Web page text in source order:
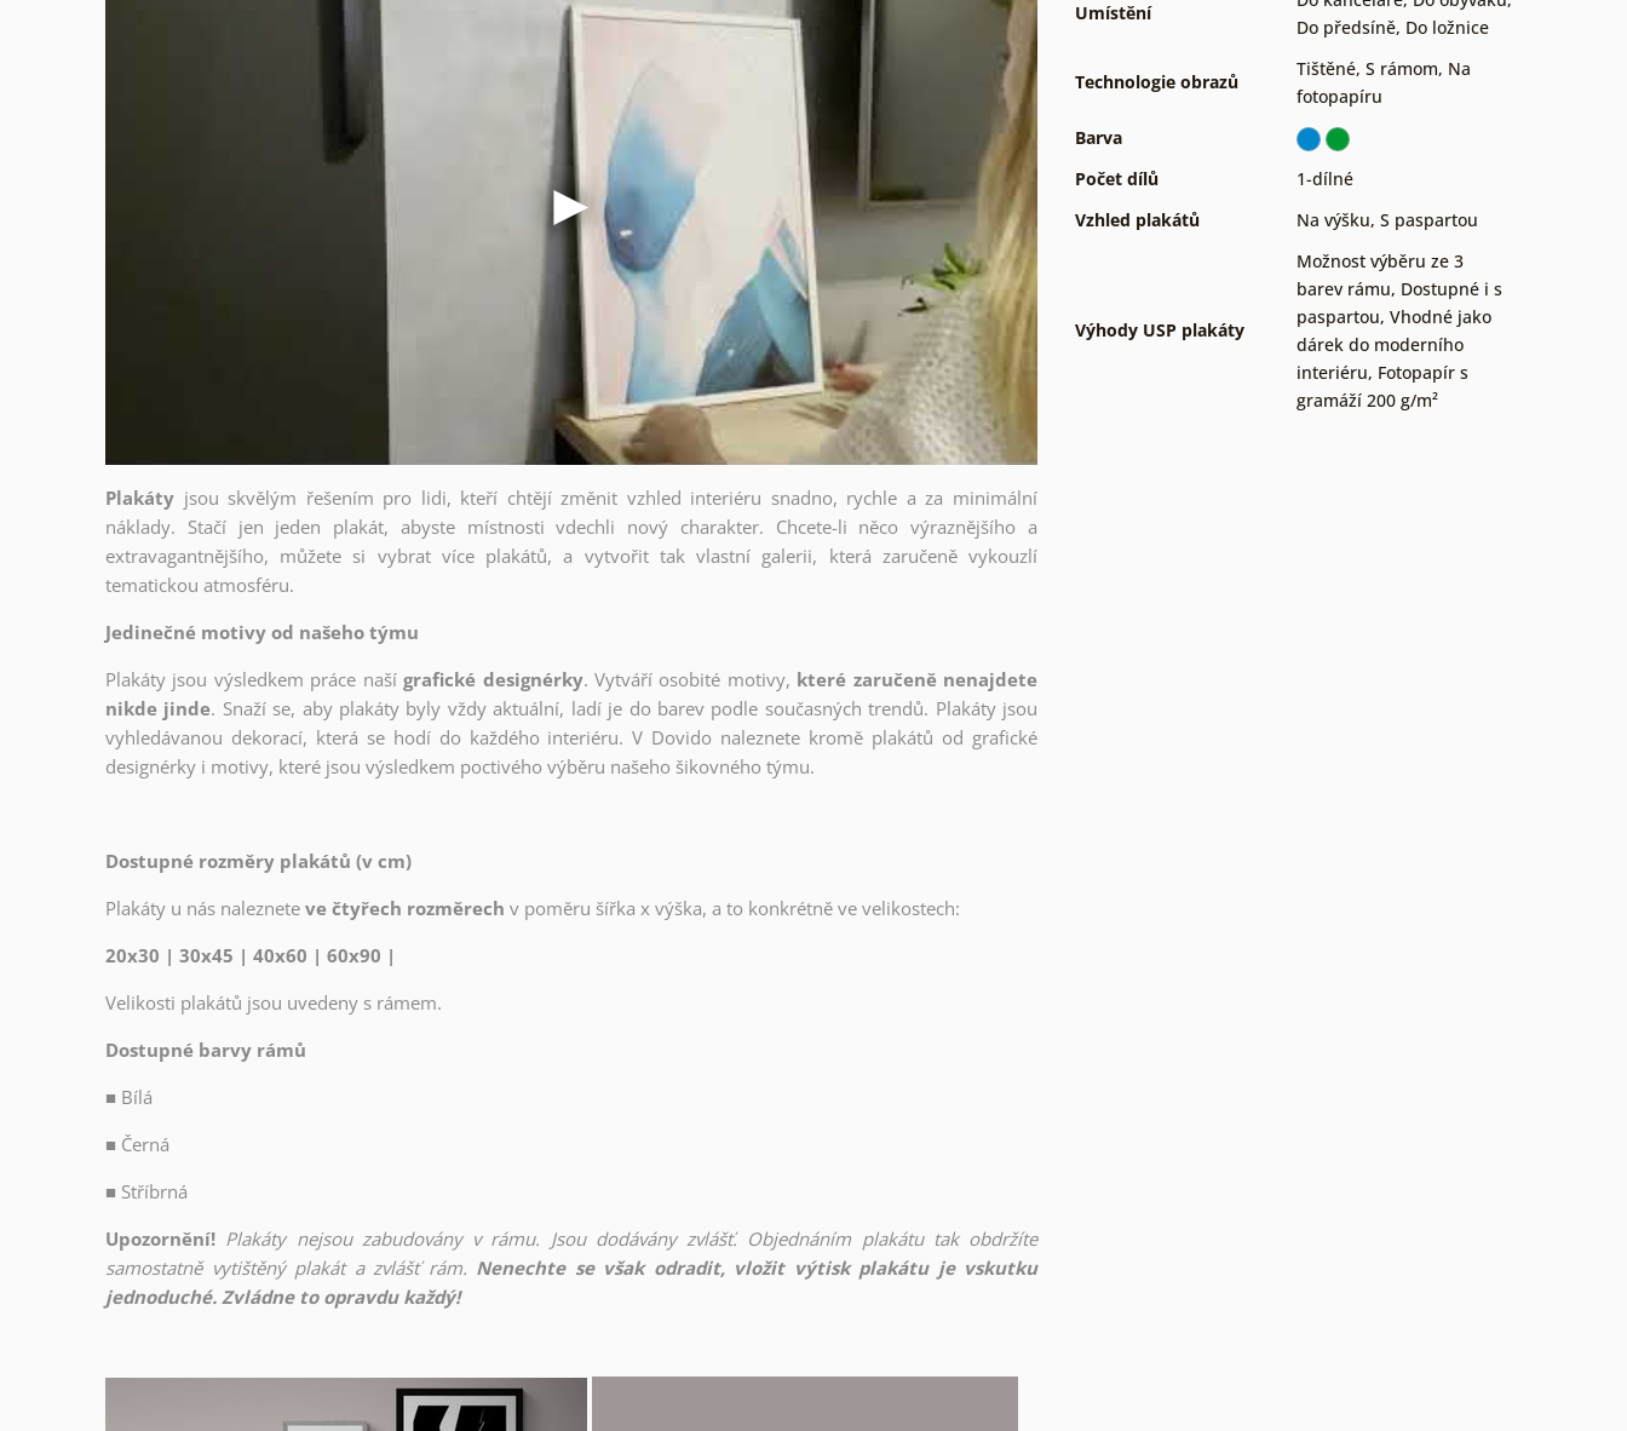
Plakáty jsou skvělým řešením pro lidi, kteří chtějí změnit vzhled interiéru snadno, rychle a za minimální
náklady. Stačí jen jeden plakát, abyste místnosti vdechli nový charakter. Chcete-li něco výraznějšího a
extravagantnějšího, můžete si vybrat více plakátů, a vytvořit tak vlastní galerii, která zaručeně vykouzlí
tematickou atmosféru.
Jedinečné motivy od našeho týmu
Plakáty jsou výsledkem práce naší grafické designérky. Vytváří osobité motivy, které zaručeně nenajdete
nikde jinde. Snaží se, aby plakáty byly vždy aktuální, ladí je do barev podle současných trendů. Plakáty jsou
vyhledávanou dekorací, která se hodí do každého interiéru. V Dovido naleznete kromě plakátů od grafické
designérky i motivy, které jsou výsledkem poctivého výběru našeho šikovného týmu.
Dostupné rozměry plakátů (v cm)
Plakáty u nás naleznete ve čtyřech rozměrech v poměru šířka x výška, a to konkrétně ve velikostech:
20x30 | 30x45 | 40x60 | 60x90 |
Velikosti plakátů jsou uvedeny s rámem.
Dostupné barvy rámů
■ Bílá
■ Černá
■ Stříbrná
Upozornění! Plakáty nejsou zabudovány v rámu. Jsou dodávány zvlášť. Objednáním plakátu tak obdržíte
samostatně vytištěný plakát a zvlášť rám. Nenechte se však odradit, vložit výtisk plakátu je vskutku
jednoduché. Zvládne to opravdu každý!
Umístění
Do předsíně, Do ložnice
Technologie obrazů
Tištěné, S rámom, Na
fotopapíru
Barva
Počet dílů
1-dílné
Vzhled plakátů
Na výšku, S paspartou
Výhody USP plakáty
Možnost výběru ze 3
barev rámu, Dostupné i s
paspartou, Vhodné jako
dárek do moderního
interiéru, Fotopapír s
gramáží 200 g/m²